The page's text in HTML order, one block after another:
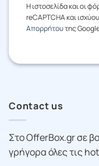
Η ιστοσελίδα και οι
reCAPTCHA και
Απορρήτουτης
Contact us
Στο OfferBox.gr σε
γρήγορα όλες τις